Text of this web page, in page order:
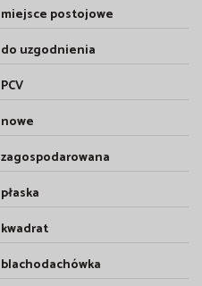
miejsce postojowe
do uzgodnienia
PCV
nowe
zagospodarowana
płaska
kwadrat
blachodachówka